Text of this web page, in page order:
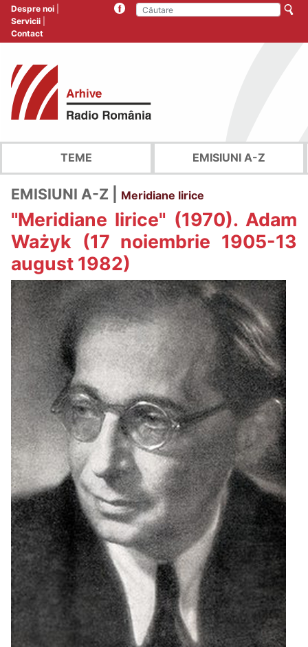
Despre noi
Servicii
Contact
TEME EMISIUNI A-Z
EMISIUNI A-Z | Meridiane lirice
"Meridiane lirice" (1970). Adam
Ważyk (17 noiembrie 1905-13
august 1982)